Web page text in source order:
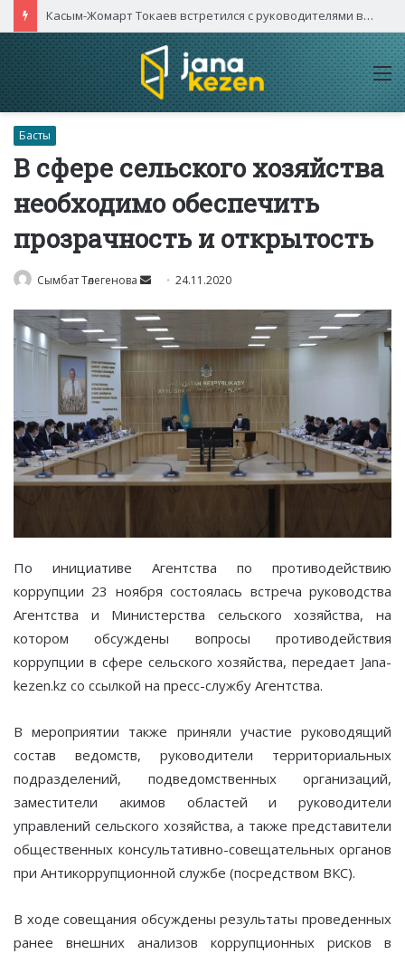
Касым-Жомарт Токаев встретился с руководителями высокотехнологичных компаний Китая
Басты
В сфере сельского хозяйства
необходимо обеспечить
прозрачность и открытость
Сымбат Төлегенова
Send
email
24.11.2020
По инициативе Агентства по противодействию
коррупции 23 ноября состоялась встреча руководства
Агентства и Министерства сельского хозяйства, на
котором обсуждены вопросы противодействия
коррупции в сфере сельского хозяйства, передает Jana-
kezen.kz со ссылкой на пресс-службу Агентства.
В мероприятии также приняли участие руководящий
состав ведомств, руководители территориальных
подразделений, подведомственных организаций,
заместители акимов областей и руководители
управлений сельского хозяйства, а также представители
общественных консультативно-совещательных органов
при Антикоррупционной службе (посредством ВКС).
В ходе совещания обсуждены результаты проведенных
ранее внешних анализов коррупционных рисков в